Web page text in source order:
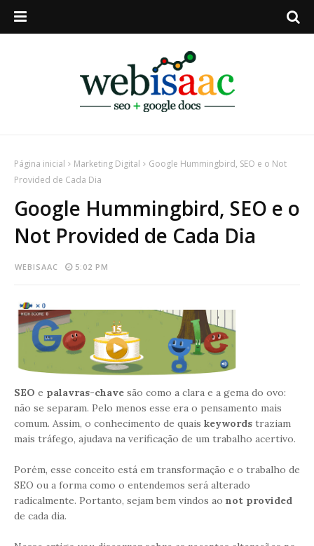
Página inicial Marketing Digital
Google Hummingbird, SEO e o Not
Provided de Cada Dia
Google Hummingbird, SEO e o
Not Provided de Cada Dia
WEBISAAC 5:02 PM
SEO e palavras-chave são como a clara e a gema do ovo:
não se separam. Pelo menos esse era o pensamento mais
comum. Assim, o conhecimento de quais keywords traziam
mais tráfego, ajudava na verificação de um trabalho acertivo.
Porém, esse conceito está em transformação e o trabalho de
SEO ou a forma como o entendemos será alterado
radicalmente. Portanto, sejam bem vindos ao not provided
de cada dia.